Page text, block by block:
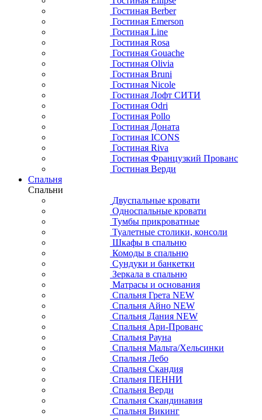
Гостиная Berber
Гостиная Emerson
Гостиная Line
Гостиная Rosa
Гостиная Gouache
Гостиная Olivia
Гостиная Bruni
Гостиная Nicole
Гостиная Лофт СИТИ
Гостиная Odri
Гостиная Pollo
Гостиная Доната
Гостиная ICONS
Гостиная Riva
Гостиная Французкий Прованс
Гостиная Верди
Спальня
Спальни
Двуспальные кровати
Односпальные кровати
Тумбы прикроватные
Туалетные столики, консоли
Шкафы в спальню
Комоды в спальню
Сундуки и банкетки
Зеркала в спальню
Матрасы и основания
Спальня Грета NEW
Спальня Айно NEW
Спальня Дания NEW
Спальня Ари-Прованс
Спальня Рауна
Спальня Мальта/Хельсинки
Спальня Лебо
Спальня Скандия
Спальня ПЕННИ
Спальня Верди
Спальня Скандинавия
Спальня Викинг